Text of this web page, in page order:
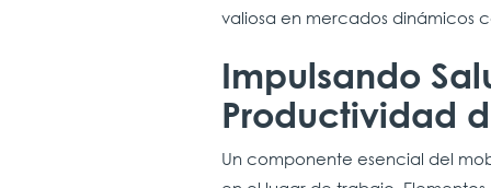
valiosa en mercados dinámicos
Impulsando
Productividad
Un componente esencial del